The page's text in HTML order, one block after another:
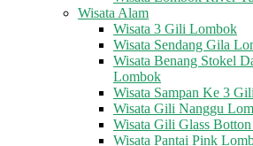
Wisata Alam
Wisata 3 Gili Lombok
Wisata Sendang Gila
Wisata Benang Stokel
Lombok
Wisata Sampan Ke 3
Wisata Gili Nanggu
Wisata Gili Glass
Wisata Pantai Pink